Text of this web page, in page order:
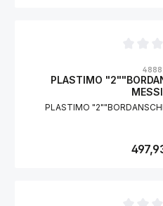
PLASTIMO
PLASTIMO